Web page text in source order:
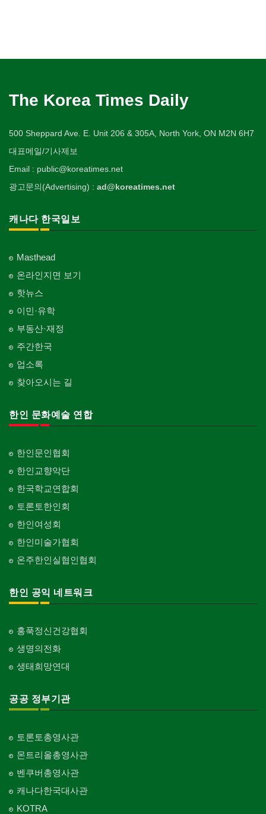
The Korea Times Daily
500 Sheppard Ave. E. Unit 206 & 305A, North York, ON M2N 6H7
대표메일/기사제보
Email : public@koreatimes.net
광고문의(Advertising) : ad@koreatimes.net
캐나다 한국일보
Masthead
온라인지면 보기
핫뉴스
이민·유학
부동산·재정
주간한국
업소록
찾아오시는 길
한인 문화예술 연합
한인문인협회
한인교향악단
한국학교연합회
토론토한인회
한인여성회
한인미술가협회
온주한인실협인협회
한인 공익 네트워크
홍푹정신건강협회
생명의전화
생태희망연대
공공 정부기관
토론토총영사관
몬트리올총영사관
벤쿠버총영사관
캐나다한국대사관
KOTRA